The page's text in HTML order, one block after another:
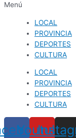
Menú
LOCAL
PROVINCIA
DEPORTES
CULTURA
LOCAL
PROVINCIA
DEPORTES
CULTURA
Youtube